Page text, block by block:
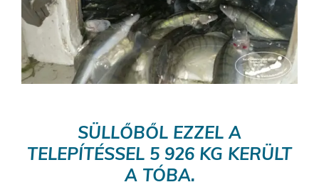
SÜLLŐBŐL EZZEL A
TELEPÍTÉSSEL 5 926 KG KERÜLT
A TÓBA.